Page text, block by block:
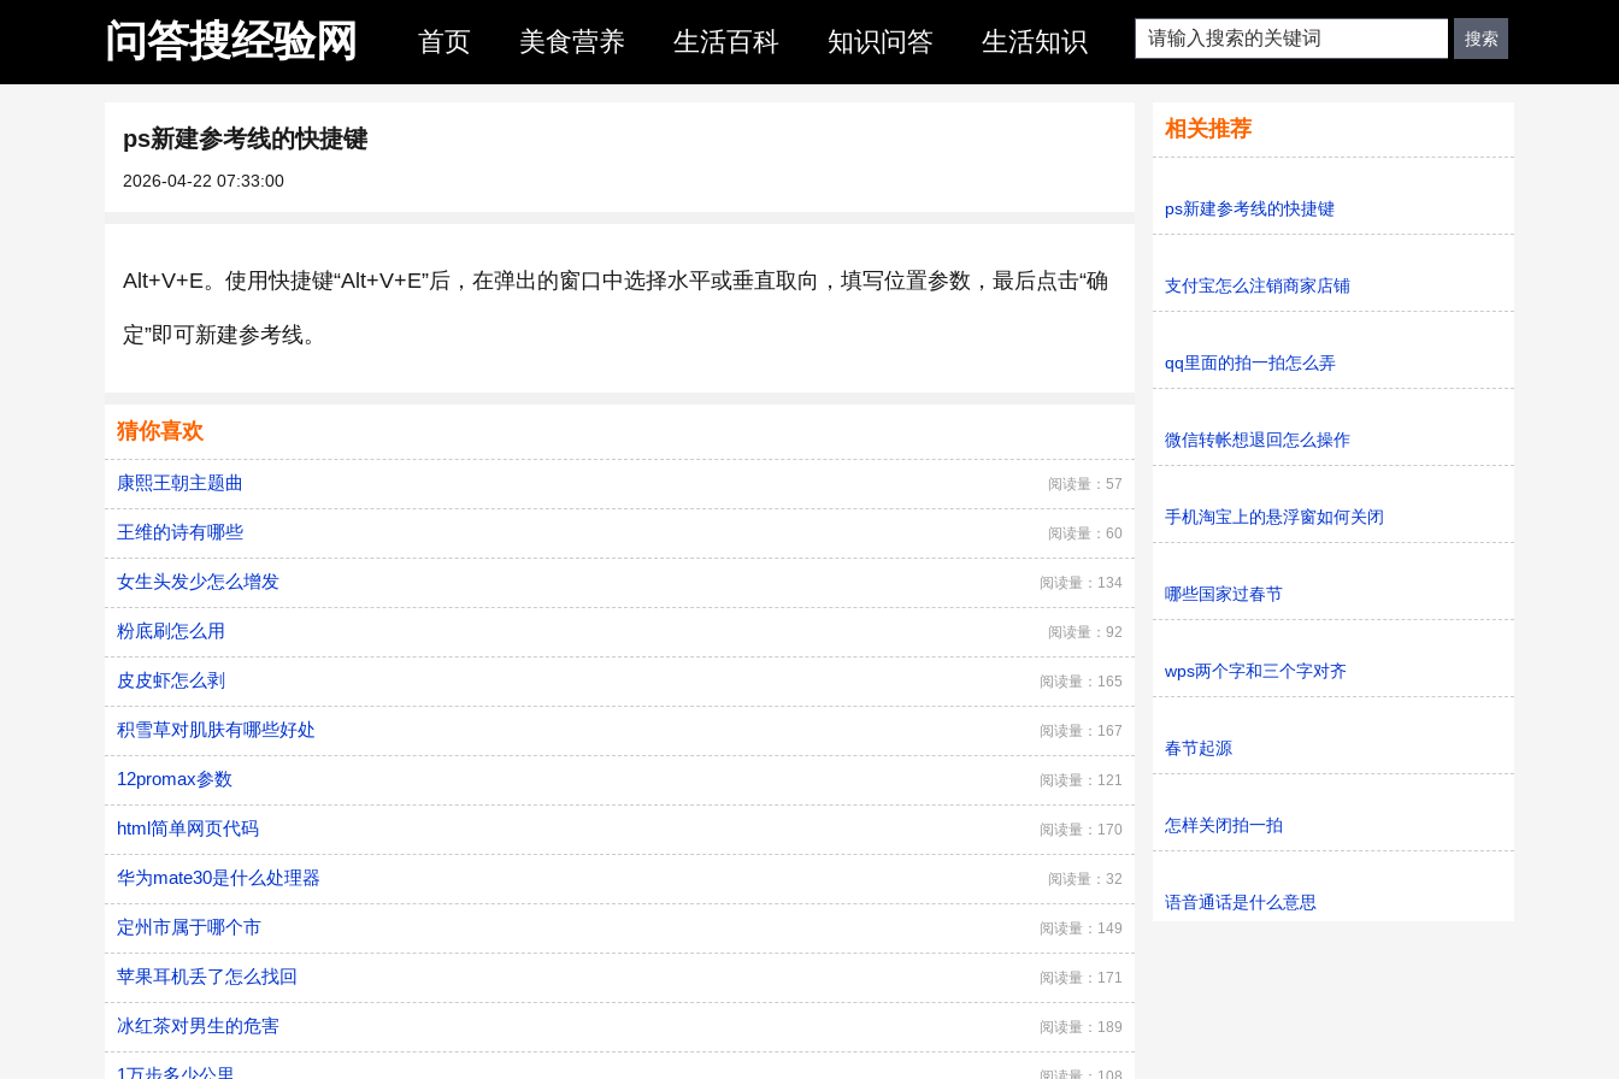
问答搜经验网 首页 美食营养 生活百科 知识问答 生活知识
ps新建参考线的快捷键
2026-04-22 07:33:00
Alt+V+E。使用快捷键“Alt+V+E”后，在弹出的窗口中选择水平或垂直取向，填写位置参数，最后点击“确
定”即可新建参考线。
猜你喜欢
康熙王朝主题曲 阅读量：57
王维的诗有哪些 阅读量：60
女生头发少怎么增发 阅读量：134
粉底刷怎么用 阅读量：92
皮皮虾怎么剥 阅读量：165
积雪草对肌肤有哪些好处 阅读量：167
12promax参数 阅读量：121
html简单网页代码 阅读量：170
华为mate30是什么处理器 阅读量：32
定州市属于哪个市 阅读量：149
苹果耳机丢了怎么找回 阅读量：171
冰红茶对男生的危害 阅读量：189
1万步多少公里
相关推荐
ps新建参考线的快捷键
支付宝怎么注销商家店铺
qq里面的拍一拍怎么弄
微信转帐想退回怎么操作
手机淘宝上的悬浮窗如何关闭
哪些国家过春节
wps两个字和三个字对齐
春节起源
怎样关闭拍一拍
语音通话是什么意思